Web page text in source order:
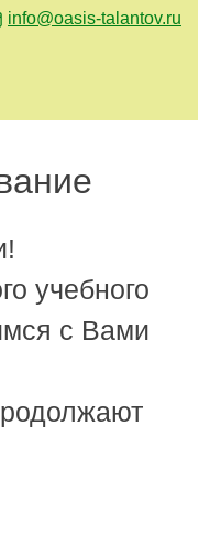
info@oasis-talantov.ru
учебного
с Вами